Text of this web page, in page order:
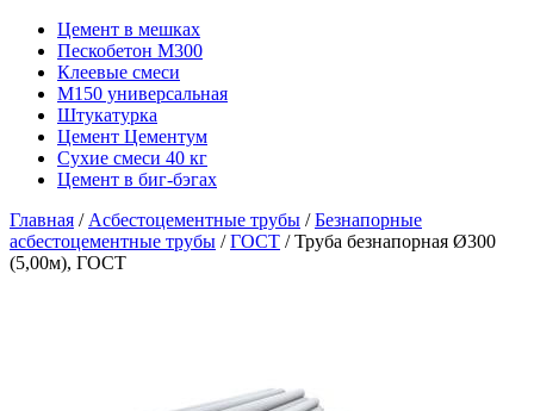
Цемент в мешках
Пескобетон М300
Клеевые смеси
М150 универсальная
Штукатурка
Цемент Цементум
Сухие смеси 40 кг
Цемент в биг-бэгах
Главная / Асбестоцементные трубы /Безнапорные
асбестоцементные трубы /ГОСТ / Труба безнапорная Ø300
(5,00м), ГОСТ